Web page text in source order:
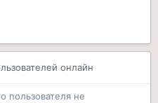
онлайн
пользователя не